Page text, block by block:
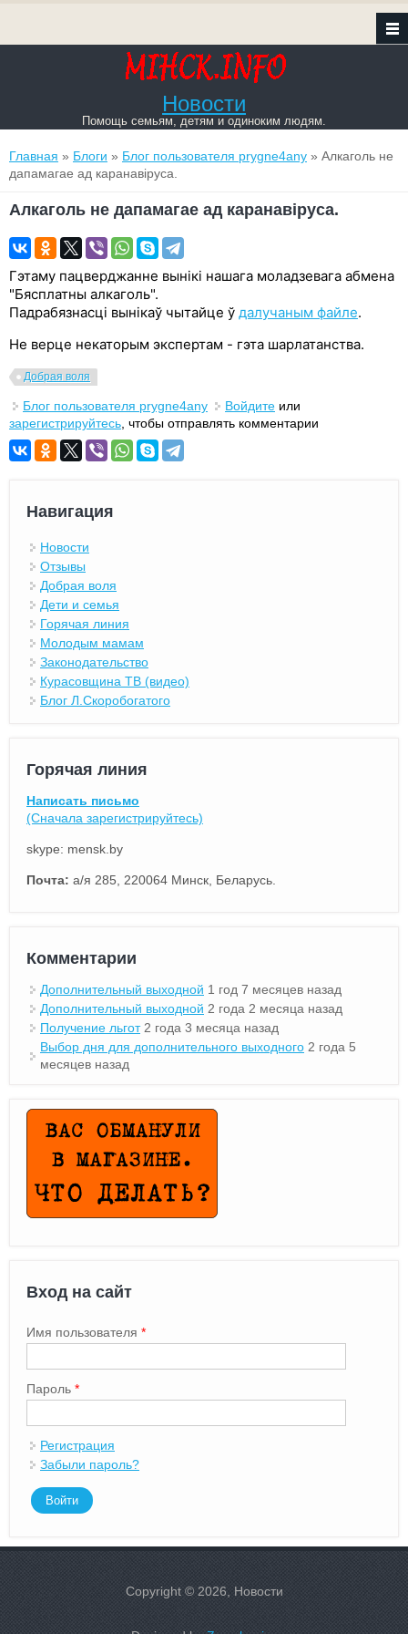
Новости
Помощь семьям, детям и одиноким людям.
Вы здесь
Главная » Блоги » Блог пользователя prygne4any » Алкаголь не
дапамагае ад каранавіруса.
Алкаголь не дапамагае ад каранавіруса.
Гэтаму пацверджанне вынікі нашага моладзевага абмена
"Бясплатны алкаголь".
Падрабязнасці вынікаў чытайце ў далучаным файле.
Не верце некаторым экспертам - гэта шарлатанства.
Добрая воля
Блог пользователя prygne4any Войдите или
зарегистрируйтесь , чтобы отправлять комментарии
Навигация
Новости
Отзывы
Добрая воля
Дети и семья
Горячая линия
Молодым мамам
Законодательство
Курасовщина ТВ (видео)
Блог Л.Скоробогатого
Горячая линия
Написать письмо
(Сначала зарегистрируйтесь)
skype: mensk.by
Почта: а/я 285, 220064 Минск, Беларусь.
Комментарии
Дополнительный выходной 1 год 7 месяцев назад
Дополнительный выходной 2 года 2 месяца назад
Получение льгот 2 года 3 месяца назад
Выбор дня для дополнительного выходного 2 года 5
месяцев назад
Вход на сайт
Имя пользователя *
Пароль *
Регистрация
Забыли пароль?
Copyright © 2026, Новости